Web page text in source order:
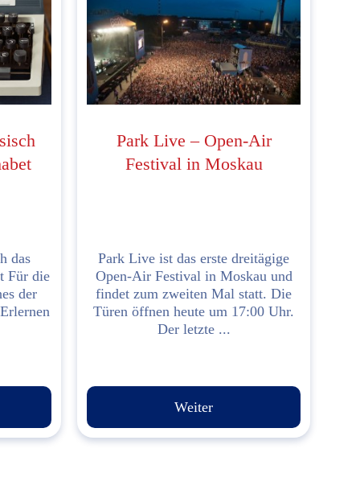
das
Für die
der
Park Live – Open-Air
Festival in Moskau
Park Live ist das erste dreitägige
Open-Air Festival in Moskau und
findet zum zweiten Mal statt. Die
Türen öffnen heute um 17:00 Uhr.
Der letzte ...
Weiter